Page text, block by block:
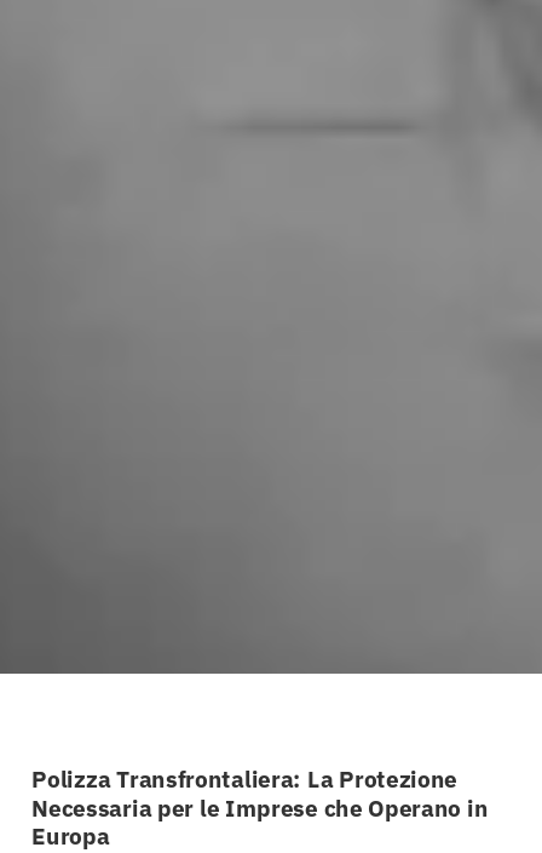
Polizza Transfrontaliera: La Protezione
Necessaria per le Imprese che Operano in
Europa